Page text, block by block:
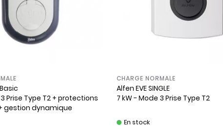
Prise Type T2 + protections
gestion dynamique
CHARGE NORMALE
Alfen EVE SINGLE
7 kW - Mode 3 Prise Type T2
En stock